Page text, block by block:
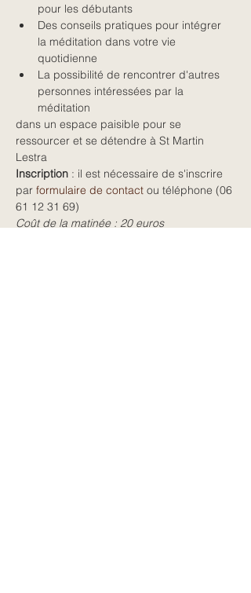
pour les débutants
Des conseils pratiques pour intégrer
la méditation dans votre vie
quotidienne
La possibilité de rencontrer d'autres
personnes intéressées par la
méditation
dans un espace paisible pour se
ressourcer et se détendre à St Martin
Lestra
Inscription : il est nécessaire de s'inscrire
par formulaire de contact ou téléphone (06
61 12 31 69)
Coût de la matinée : 20 euros